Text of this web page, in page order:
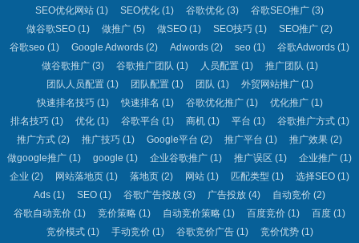
SEO优化网站 (1) SEO优化 (1) 谷歌优化 (3) 谷歌SEO推广 (3)
做谷歌SEO (1) 做推广 (5) 做SEO (1) SEO技巧 (1) SEO推广 (2)
谷歌seo (1) Google Adwords (2) Adwords (2) seo (1) 谷歌Adwords (1)
做谷歌推广(3) 谷歌推广团队 (1) 人员配置(1) 推广团队 (1)
团队人员配置(1) 团队配置(1) 团队 (1) 外贸网站推广(1)
快速排名技巧(1) 快速排名 (1) 谷歌优化推广(1) 优化推广(1)
排名技巧(1) 优化(1) 谷歌平台 (1) 商机(1) 平台 (1) 谷歌推广方式(1)
推广方式 (2) 推广技巧 (1) Google平台 (2) 推广平台 (1) 推广效果 (2)
做google推广 (1) google (1) 企业谷歌推广 (1) 推广误区 (1) 企业推广 (1)
企业 (2) 网站落地页 (1) 落地页 (2) 网站 (1) 匹配类型 (1) 选择SEO (1)
Ads (1) SEO (1) 谷歌广告投放 (3) 广告投放 (4) 自动竞价 (2)
谷歌自动竞价 (1) 竞价策略 (1) 自动竞价策略 (1) 百度竞价 (1) 百度 (1)
竞价模式(1) 手动竞价(1) 谷歌竞价广告(1) 竞价优势(1)